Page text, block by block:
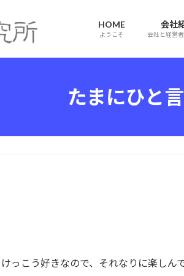
HOME
ようこそ
会社
会社と経営
たまにひと言
っこう好きなので、それなりに楽しんで